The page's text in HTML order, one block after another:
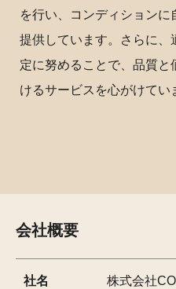
を行い、コンディション
提供しています。さらに、
定に努めることで、品質
けるサービスを心がけてい
会社概要
社名 株式会社